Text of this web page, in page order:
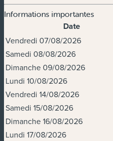
Informations importantes
Dates et horaires
Date
Vendredi 07/08/2026
Samedi 08/08/2026
Dimanche 09/08/2026
Lundi 10/08/2026
Vendredi 14/08/2026
Samedi 15/08/2026
Dimanche 16/08/2026
Lundi 17/08/2026